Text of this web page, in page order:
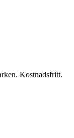
Kostnadsfritt.